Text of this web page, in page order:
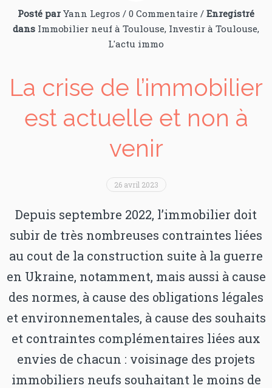
Posté par Yann Legros / 0 Commentaire / Enregistré
dans Immobilier neuf à Toulouse, Investir à Toulouse,
L'actu immo
La crise de l’immobilier
est actuelle et non à
venir
26 avril 2023
Depuis septembre 2022, l’immobilier doit
subir de très nombreuses contraintes liées
au cout de la construction suite à la guerre
en Ukraine, notamment, mais aussi à cause
des normes, à cause des obligations légales
et environnementales, à cause des souhaits
et contraintes complémentaires liées aux
envies de chacun : voisinage des projets
immobiliers neufs souhaitant le moins de